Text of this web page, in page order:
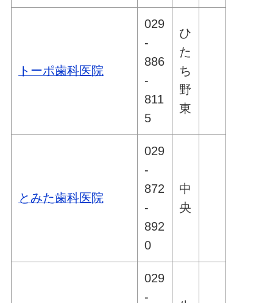
トーポ歯科医院
029
-
886
-
811
5
ひ
た
ち
野
東
とみた歯科医院
029
-
872
-
892
0
中
央
029
-